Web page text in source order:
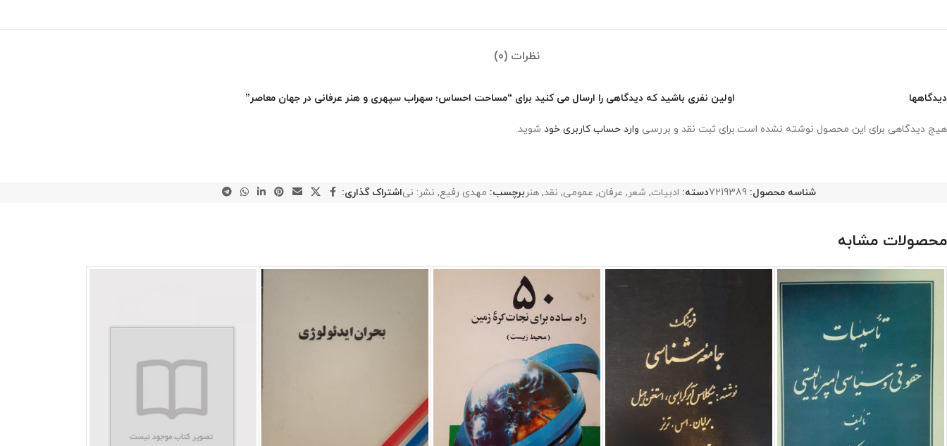
نظرات (0)
دیدگاهها
هیچ دیدگاهی برای این محصول نوشته نشده است.
اولین نفری باشید که دیدگاهی را ارسال می کنید برای “مساحت احساس؛ سهراب سپهری و هنر عرفانی در جهان معاصر”
برای ثبت نقد و بررسی وارد حساب کاربری خود شوید.
شناسه محصول:7219389دسته: ادبیات, شعر , عرفان, عمومی, نقد, هنر برچسب: مهدی رفیع, نشر: نیاشتراک گذاری:
محصولات مشابه